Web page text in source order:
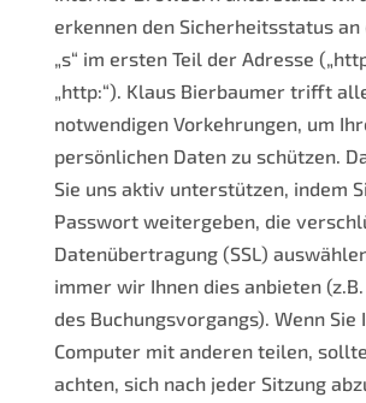
erkennen den Sicherheitsstatus an
„s“ im ersten Teil der Adresse
„http:“). Klaus Bierbaumer trifft
notwendigen Vorkehrungen, um
persönlichen Daten zu schützen.
Sie uns aktiv unterstützen, indem
Passwort weitergeben, die
Datenübertragung (SSL)
immer wir Ihnen dies anbieten
des Buchungsvorgangs). Wenn Sie
Computer mit anderen teilen,
achten, sich nach jeder Sitzung